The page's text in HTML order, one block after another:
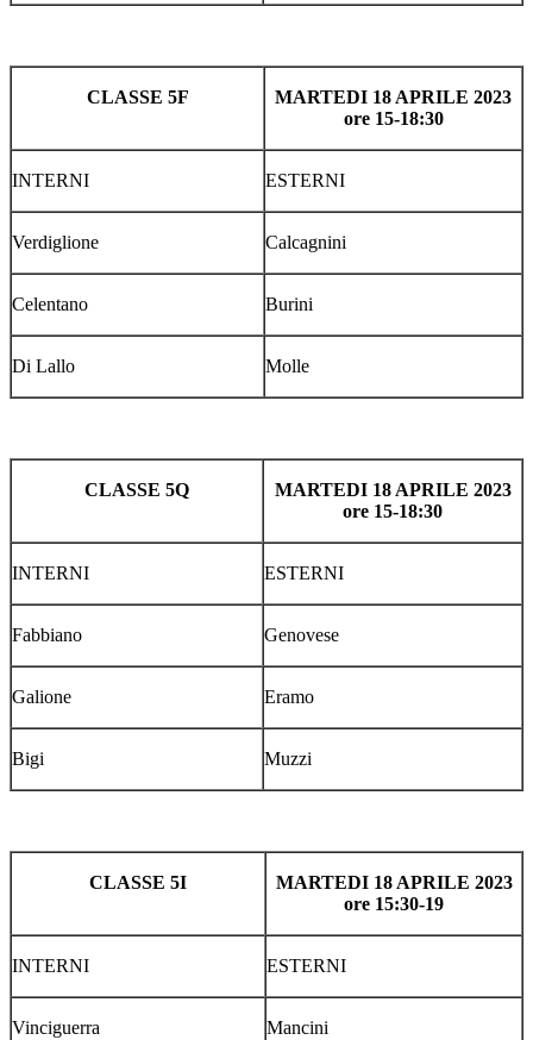
CLASSE 5F
MARTEDI 18 APRILE 2023
ore 15-18:30
INTERNI ESTERNI
Verdiglione Calcagnini
Celentano Burini
Di Lallo Molle
CLASSE 5Q
MARTEDI 18 APRILE 2023
ore 15-18:30
INTERNI ESTERNI
Fabbiano Genovese
Galione Eramo
Bigi Muzzi
CLASSE 5I
MARTEDI 18 APRILE 2023
ore 15:30-19
INTERNI ESTERNI
Vinciguerra Mancini